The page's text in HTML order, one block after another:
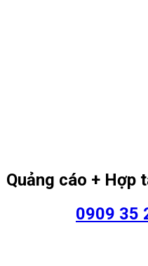
Quảng cáo + Hợp
0909 35